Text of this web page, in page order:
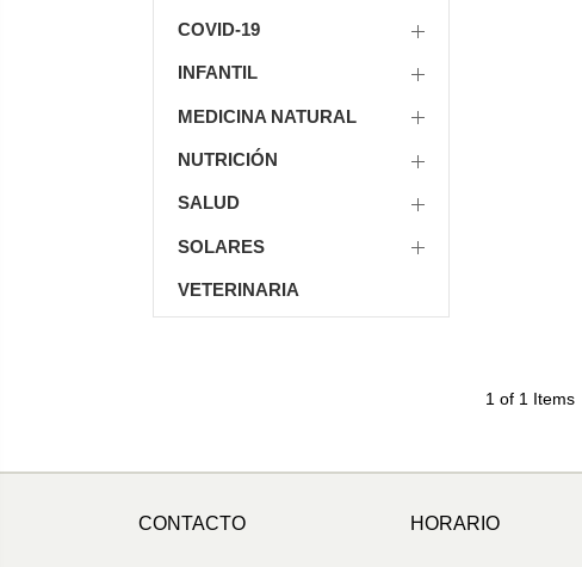
COVID-19
INFANTIL
MEDICINA NATURAL
NUTRICIÓN
SALUD
SOLARES
VETERINARIA
1 of 1 Items
CONTACTO HORARIO